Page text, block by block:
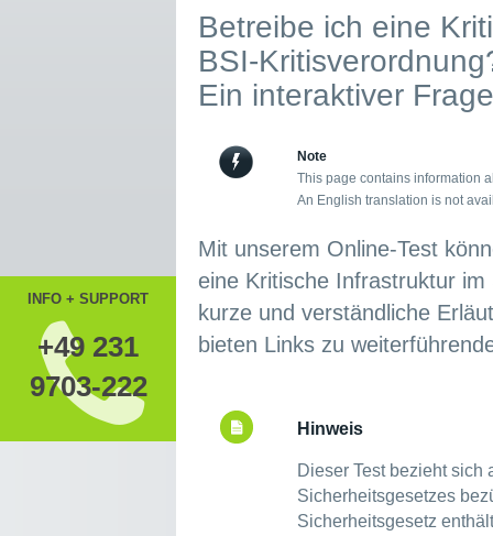
INFO + SUPPORT
+49 231
9703-222
Betreibe ich eine
BSI-
Ein interaktiver
Note
This page contains information
An English translation is not
Mit unserem Online-Test
eine Kritische Infrastruktur
kurze und verständliche
bieten Links zu
Hinweis
Dieser Test bezieht
Sicherheitsgesetzes
Sicherheitsgesetz